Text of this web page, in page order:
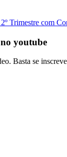
Trimestre com
no youtube
Basta se